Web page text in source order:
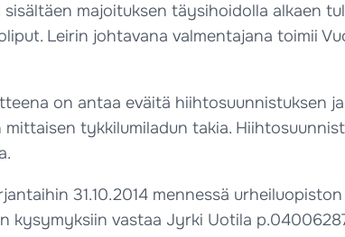
majoituksen täysihoidolla alkaen
Leirin johtavana valmentajana toimii
on antaa eväitä hiihtosuunnistuksen
mittaisen tykkilumiladun takia.
31.10.2014 mennessä
kysymyksiin vastaa Jyrki Uotila